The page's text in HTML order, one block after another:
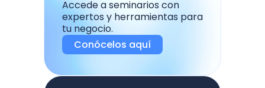
Accede a seminarios con
expertos y herramientas para
tu negocio.
Conócelos aquí